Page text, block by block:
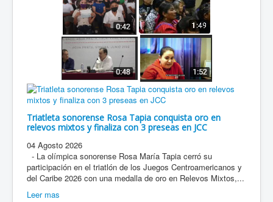
Triatleta sonorense Rosa Tapia conquista oro en
relevos mixtos y finaliza con 3 preseas en JCC
04 Agosto 2026
- La olímpica sonorense Rosa María Tapia cerró su
participación en el triatlón de los Juegos Centroamericanos y
del Caribe 2026 con una medalla de oro en Relevos Mixtos,...
Leer mas